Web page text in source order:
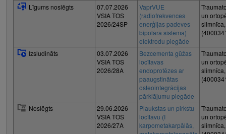
Līgums noslēgts
07.07.2026
VSIA TOS
2026/24SP
VaprVUE
(radiofrekvences
enerģijas padeves
bipolārā sistēma)
elektrodu piegāde
un
Izsludināts
03.07.2026
VSIA TOS
2026/28A
Bezcementa gūžas
locītavas
endoprotēzes ar
paaugstinātas
osteointegrācijas
pārklājumu piegāde
un
Noslēgts
29.06.2026
VSIA TOS
2026/27A
Plaukstas un pirkstu
locītavu (I
karpometakarpālās,
un